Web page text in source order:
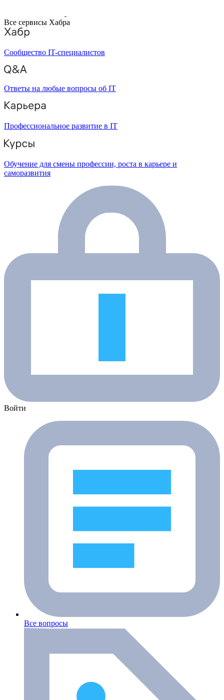
Все сервисы Хабра
Сообщество IT-специалистов
Ответы на любые вопросы об IT
Профессиональное развитие в IT
Обучение для смены профессии, роста в карьере и
саморазвития
Войти
Все вопросы